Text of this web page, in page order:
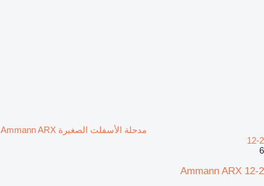
مدحلة الأسفلت الصغيرة Ammann ARX
12-2
6
Ammann ARX 12-2